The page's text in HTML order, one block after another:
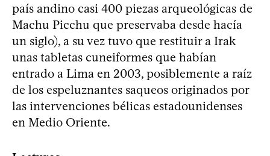
país andino casi 400 piezas arqueológicas de
Machu Picchu que preservaba desde hacía
un siglo), a su vez tuvo que restituir a Irak
unas tabletas cuneiformes que habían
entrado a Lima en 2003, posiblemente a raíz
de los espeluznantes saqueos originados por
las intervenciones bélicas estadounidenses
en Medio Oriente.